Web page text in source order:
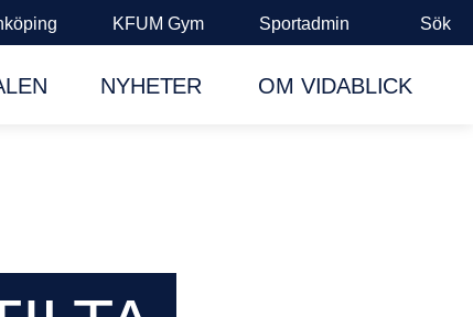
KFUM Gym Sportadmin Sök
NYHETER OM VIDABLICK